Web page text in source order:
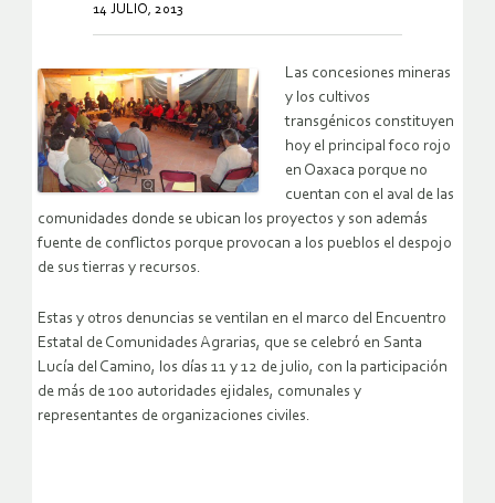
14 JULIO, 2013
Las concesiones mineras
y los cultivos
transgénicos constituyen
hoy el principal foco rojo
en Oaxaca porque no
cuentan con el aval de las
comunidades donde se ubican los proyectos y son además
fuente de conflictos porque provocan a los pueblos el despojo
de sus tierras y recursos.
Estas y otros denuncias se ventilan en el marco del Encuentro
Estatal de Comunidades Agrarias, que se celebró en Santa
Lucía del Camino, los días 11 y 12 de julio, con la participación
de más de 100 autoridades ejidales, comunales y
representantes de organizaciones civiles.